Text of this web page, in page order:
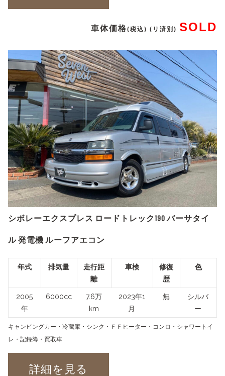
車体価格(税込) (リ済別)SOLD
シボレーエクスプレス ロードトレック190 バーサタイ
ル 発電機 ルーフアエコン
年式 排気量
走行距
離
車検
修復
歴
色
2005
年
6000cc
7.6万
km
2023年1
月
無
シルバ
ー
キャンピングカー・冷蔵庫・シンク・ＦＦヒーター・コンロ・シャワートイ
レ・記録簿・買取車
詳細を見る